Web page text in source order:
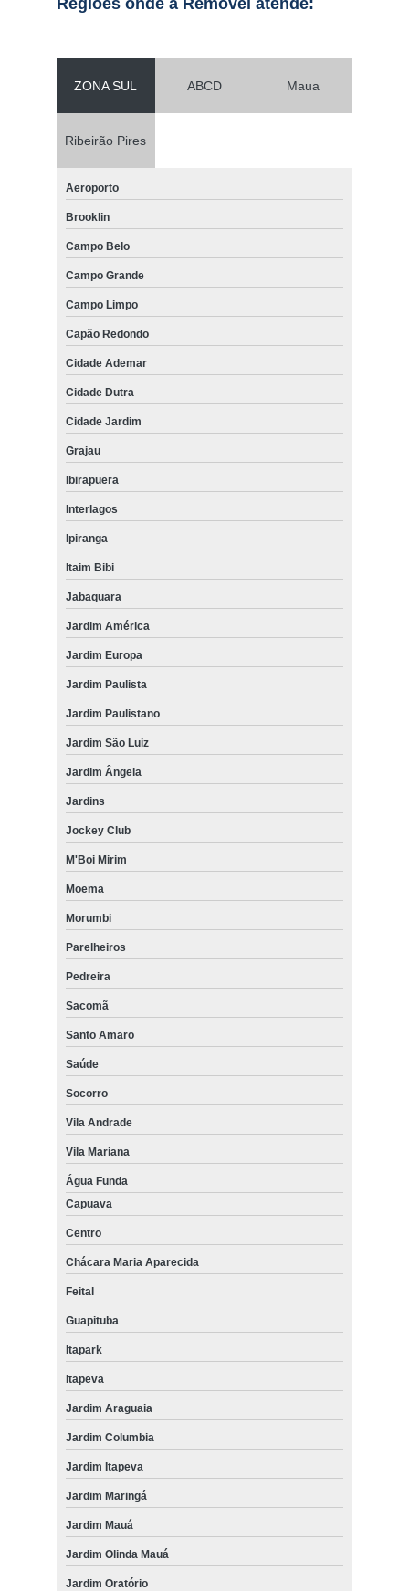
ZONA SUL ABCD Maua
Ribeirão Pires
Aeroporto
Brooklin
Campo Belo
Campo Grande
Campo Limpo
Capão Redondo
Cidade Ademar
Cidade Dutra
Cidade Jardim
Grajau
Ibirapuera
Interlagos
Ipiranga
Itaim Bibi
Jabaquara
Jardim América
Jardim Europa
Jardim Paulista
Jardim Paulistano
Jardim São Luiz
Jardim Ângela
Jardins
Jockey Club
M'Boi Mirim
Moema
Morumbi
Parelheiros
Pedreira
Sacomã
Santo Amaro
Saúde
Socorro
Vila Andrade
Vila Mariana
Água Funda
Capuava
Centro
Chácara Maria Aparecida
Feital
Guapituba
Itapark
Itapeva
Jardim Araguaia
Jardim Columbia
Jardim Itapeva
Jardim Maringá
Jardim Mauá
Jardim Olinda Mauá
Jardim Oratório